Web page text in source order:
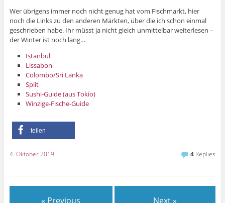
Wer übrigens immer noch nicht genug hat vom Fischmarkt, hier
noch die Links zu den anderen Märkten, über die ich schon einmal
geschrieben habe. Ihr müsst ja nicht gleich unmittelbar weiterlesen –
der Winter ist noch lang…
Istanbul
Lissabon
Colombo/Sri Lanka
Split
Sushi-Guide (aus Tokio)
Winzige-Fische-Guide
teilen
4. Oktober 2019 4 Replies
« Previous Next »